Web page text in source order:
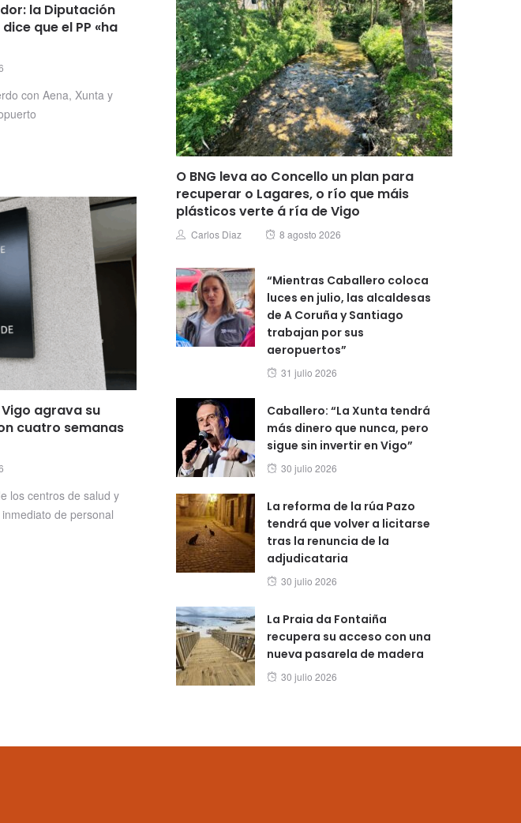
la Diputación
que el PP «ha
con Aena, Xunta y
agrava su
cuatro semanas
los centros de salud y
de personal
O BNG leva ao Concello un plan para
recuperar o Lagares, o río que máis
plásticos verte á ría de Vigo
Author
Carlos Diaz
Posted
8 agosto 2026
“Mientras Caballero coloca
luces en julio, las alcaldesas
de A Coruña y Santiago
trabajan por sus
aeropuertos”
Posted
31 julio 2026
Caballero: “La Xunta tendrá
más dinero que nunca, pero
sigue sin invertir en Vigo”
Posted
30 julio 2026
La reforma de la rúa Pazo
tendrá que volver a licitarse
tras la renuncia de la
adjudicataria
Posted
30 julio 2026
La Praia da Fontaiña
recupera su acceso con una
nueva pasarela de madera
Posted
30 julio 2026